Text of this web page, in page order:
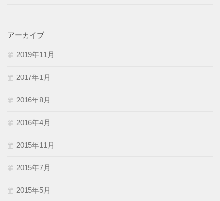
アーカイブ
2019年11月
2017年1月
2016年8月
2016年4月
2015年11月
2015年7月
2015年5月